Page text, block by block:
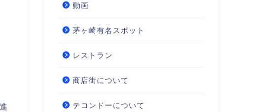
動画
茅ヶ崎有名スポット
レストラン
商店街について
テコンドーについて